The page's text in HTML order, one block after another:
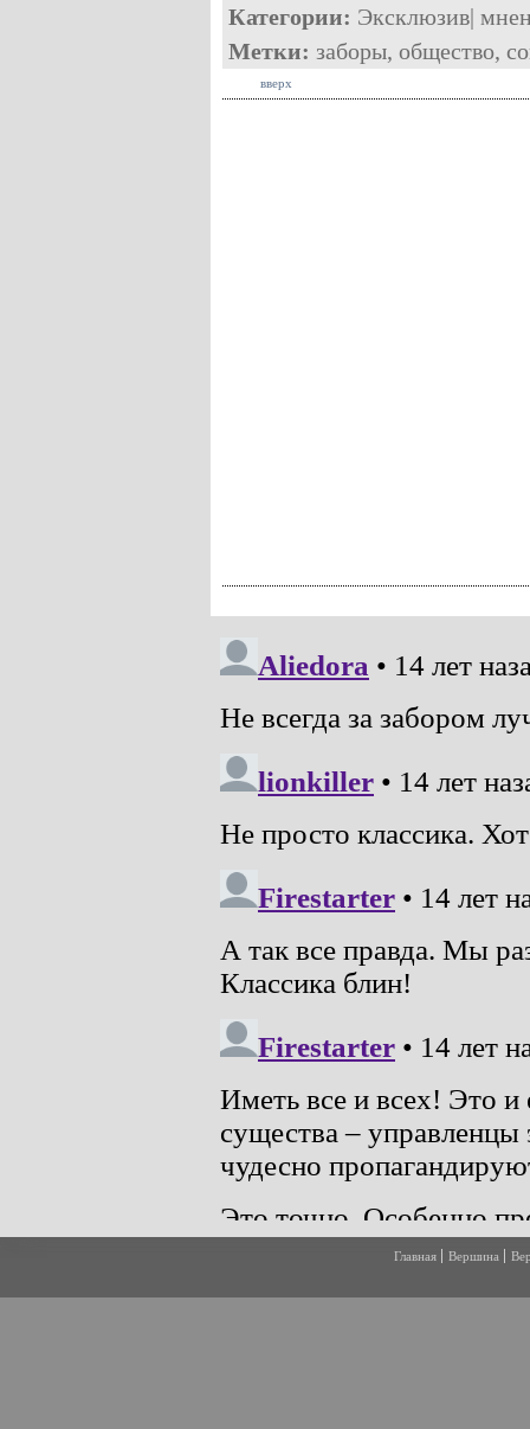
Категории: Эксклюзив|
Метки: заборы, общество,
вверх
Главная Вершина